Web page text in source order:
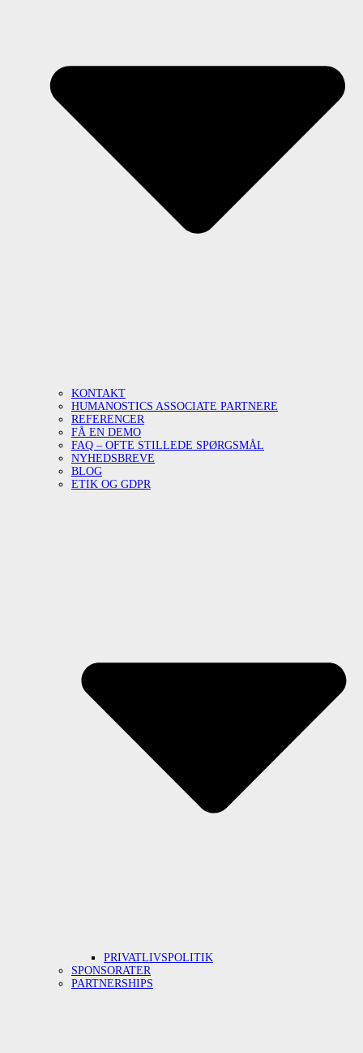
KONTAKT
HUMANOSTICS ASSOCIATE PARTNERE
REFERENCER
FÅ EN DEMO
FAQ – OFTE STILLEDE SPØRGSMÅL
NYHEDSBREVE
BLOG
ETIK OG GDPR
PRIVATLIVSPOLITIK
SPONSORATER
PARTNERSHIPS